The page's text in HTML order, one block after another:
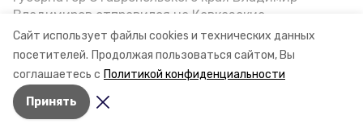
Сайт использует файлы cookies и технических данных
посетителей. Продолжая пользоваться сайтом, Вы
соглашаетесь с Политикой конфиденциальности
Принять
Владимиров отправился на Кавказские
Минеральные Воды, чтобы проинспектировать
строительство объектов в Кисловодске и
Минводах, а также выслушать предложения о
постройке новых точек притяжения для местных
жителей. Подробнее — в материале «Победы26».
гипертоническую болезнь и не
отправила его в стационар. Об этом
сообщал портал «Победа26».
Авторы: Анастасия Бурдыга